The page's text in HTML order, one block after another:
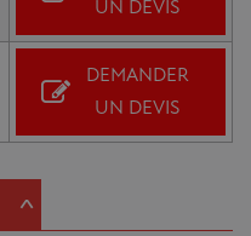
UN DEVIS
DEMANDER
UN DEVIS
^